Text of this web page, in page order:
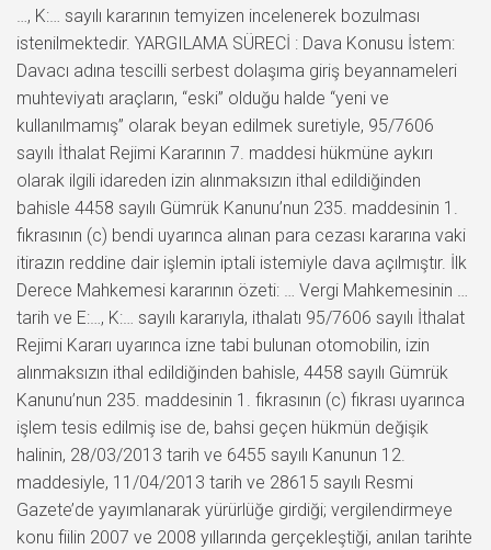
…, K:… sayılı kararının temyizen incelenerek bozulması
istenilmektedir. YARGILAMA SÜRECİ : Dava Konusu İstem:
Davacı adına tescilli serbest dolaşıma giriş beyannameleri
muhteviyatı araçların, “eski” olduğu halde “yeni ve
kullanılmamış” olarak beyan edilmek suretiyle, 95/7606
sayılı İthalat Rejimi Kararının 7. maddesi hükmüne aykırı
olarak ilgili idareden izin alınmaksızın ithal edildiğinden
bahisle 4458 sayılı Gümrük Kanunu’nun 235. maddesinin 1.
fıkrasının (c) bendi uyarınca alınan para cezası kararına vaki
itirazın reddine dair işlemin iptali istemiyle dava açılmıştır. İlk
Derece Mahkemesi kararının özeti: … Vergi Mahkemesinin …
tarih ve E:…, K:… sayılı kararıyla, ithalatı 95/7606 sayılı İthalat
Rejimi Kararı uyarınca izne tabi bulunan otomobilin, izin
alınmaksızın ithal edildiğinden bahisle, 4458 sayılı Gümrük
Kanunu’nun 235. maddesinin 1. fıkrasının (c) fıkrası uyarınca
işlem tesis edilmiş ise de, bahsi geçen hükmün değişik
halinin, 28/03/2013 tarih ve 6455 sayılı Kanunun 12.
maddesiyle, 11/04/2013 tarih ve 28615 sayılı Resmi
Gazete’de yayımlanarak yürürlüğe girdiği; vergilendirmeye
konu fiilin 2007 ve 2008 yıllarında gerçekleştiği, anılan tarihte